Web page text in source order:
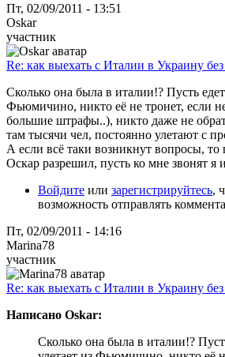
Пт, 02/09/2011 - 13:51
Oskar
участник
Re: как выехать с Италии в Украину
Сколько она была в италии!? Пусть
Фьюмичино, никто её не тронет, если
большие штрафы..), никто даже не
там тысячи чел, постоянно улетают с
А если всё таки возникнут вопросы, то
Оскар разрешил, пусть ко мне звонят я
Войдите или зарегистрируйтесь,
возможность отправлять
Пт, 02/09/2011 - 14:16
Marina78
участник
Re: как выехать с Италии в Украину
Написано Oskar:
Сколько она была в италии!?